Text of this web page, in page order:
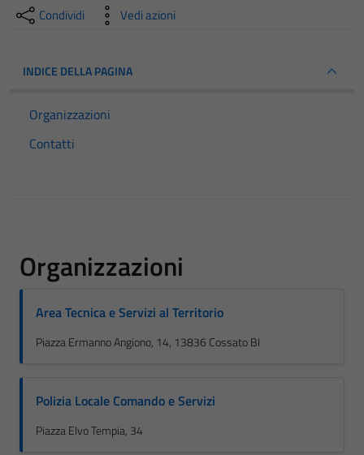
Condividi Vedi azioni
INDICE DELLA PAGINA
Organizzazioni
Contatti
Organizzazioni
Area Tecnica e Servizi al Territorio
Piazza Ermanno Angiono, 14, 13836 Cossato BI
Polizia Locale Comando e Servizi
Piazza Elvo Tempia, 34